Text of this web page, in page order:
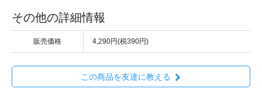
その他の詳細情報
販売価格 4,290円(税390円)
この商品を友達に教える